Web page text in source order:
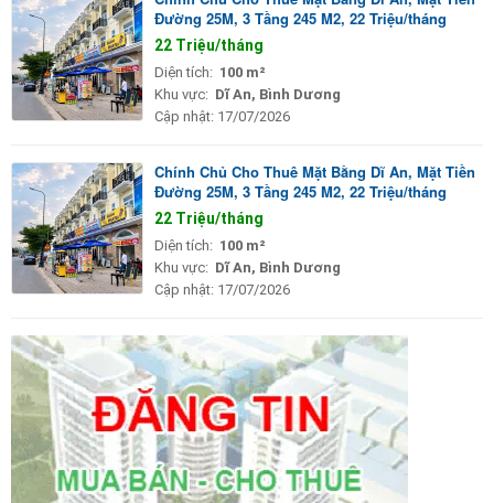
Đường 25M, 3 Tầng 245 M2, 22 Triệu/tháng
22 Triệu/tháng
Diện tích: 100 m²
Khu vực: Dĩ An, Bình Dương
Cập nhật: 17/07/2026
Chính Chủ Cho Thuê Mặt Bằng Dĩ An, Mặt Tiền
Đường 25M, 3 Tầng 245 M2, 22 Triệu/tháng
22 Triệu/tháng
Diện tích: 100 m²
Khu vực: Dĩ An, Bình Dương
Cập nhật: 17/07/2026